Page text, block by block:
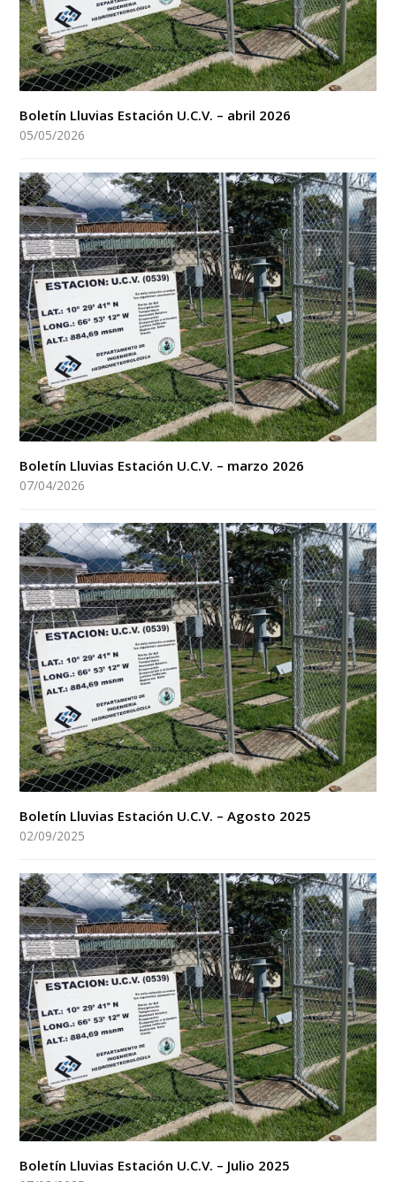
Boletín Lluvias Estación U.C.V. – abril 2026
05/05/2026
Boletín Lluvias Estación U.C.V. – marzo 2026
07/04/2026
Boletín Lluvias Estación U.C.V. – Agosto 2025
02/09/2025
Boletín Lluvias Estación U.C.V. – Julio 2025